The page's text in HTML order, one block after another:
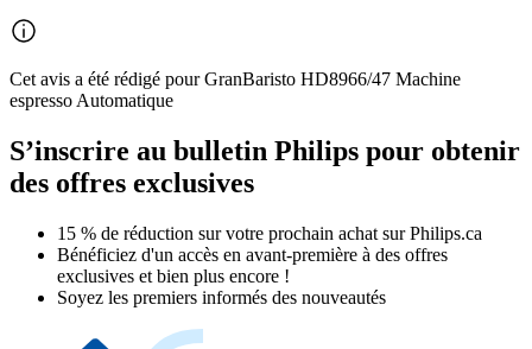
Cet avis a été rédigé pour GranBaristo HD8966/47 Machine
espresso Automatique
S’inscrire au bulletin Philips pour obtenir
des offres exclusives
15 % de réduction sur votre prochain achat sur Philips.ca​
Bénéficiez d'un accès en avant-première à des offres
exclusives et bien plus encore !
Soyez les premiers informés des nouveautés